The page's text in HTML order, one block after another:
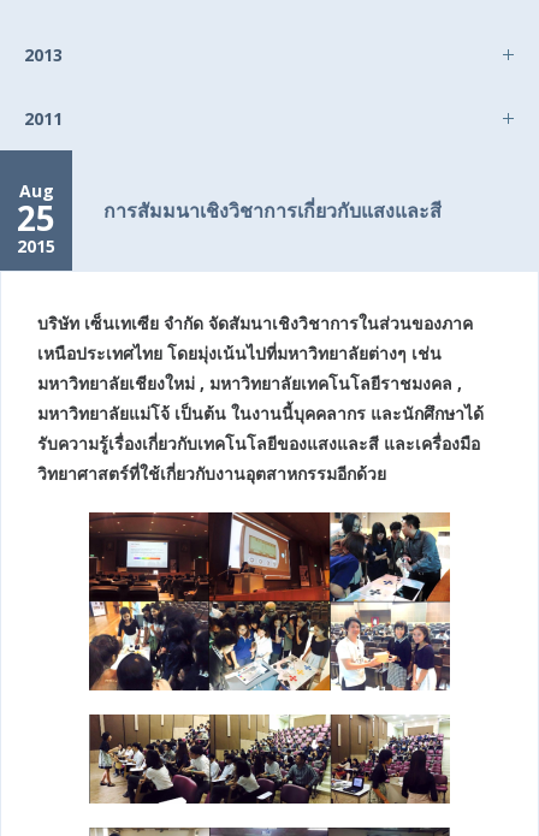
2013
2011
Aug
25
2015
การสัมมนาเชิงวิชาการเกี่ยวกับแสงและสี
บริษัท เซ็นเทเซีย จำกัด จัดสัมนาเชิงวิชาการในส่วนของภาค
เหนือประเทศไทย โดยมุ่งเน้นไปที่มหาวิทยาลัยต่างๆ เช่น
มหาวิทยาลัยเชียงใหม่ , มหาวิทยาลัยเทคโนโลยีราชมงคล ,
มหาวิทยาลัยแม่โจ้ เป็นต้น ในงานนี้บุคคลากร และนักศึกษาได้
รับความรู้เรื่องเกี่ยวกับเทคโนโลยีของแสงและสี และเครื่องมือ
วิทยาศาสตร์ที่ใช้เกี่ยวกับงานอุตสาหกรรมอีกด้วย